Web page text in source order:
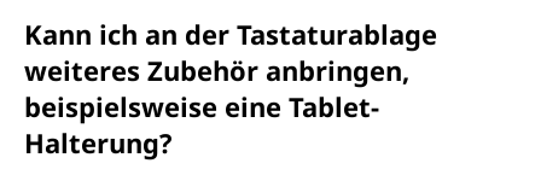
Kann ich an der Tastaturablage
weiteres Zubehör anbringen,
beispielsweise eine Tablet-
Halterung?